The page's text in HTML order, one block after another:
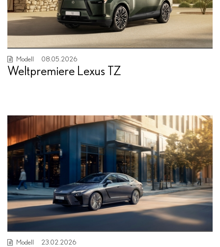
Modell 08.05.2026
Weltpremiere Lexus TZ
Modell 23.02.2026